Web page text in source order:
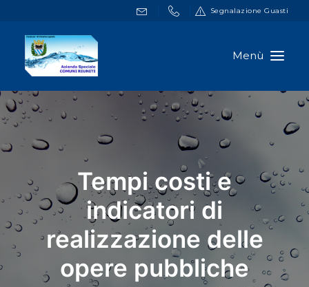
Segnalazione Guasti
HOME
DOCUMENTI
NOTIZIE
A.S.C.R.
CONTATTI
RICERCA
Tempi costi e
indicatori di
realizzazione delle
opere pubbliche